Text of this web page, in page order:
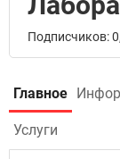
Подписчиков:
Главное
Услуги